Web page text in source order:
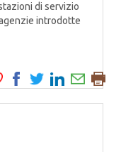
di servizio
introdotte